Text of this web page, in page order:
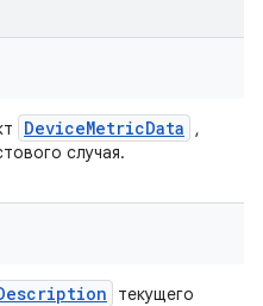
DeviceMetricData
,
случая.
текущего